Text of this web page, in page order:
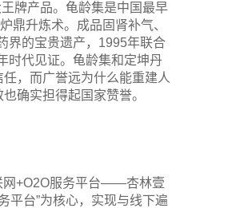
牌产品。龟龄集是中国最早
鼎升炼术。成品固肾补气、
界的宝贵遗产，1995年联合
时代见证。龟龄集和定坤丹
，而广誉远为什么能重建人
确实担得起国家赞誉。
网+O2O服务平台——杏林壹
平台”为核心，实现与线下遍